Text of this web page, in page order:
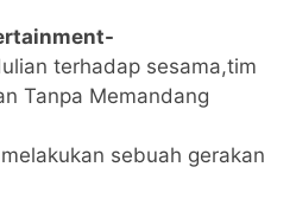
terhadap sesama,tim
Tanpa Memandang
sebuah gerakan